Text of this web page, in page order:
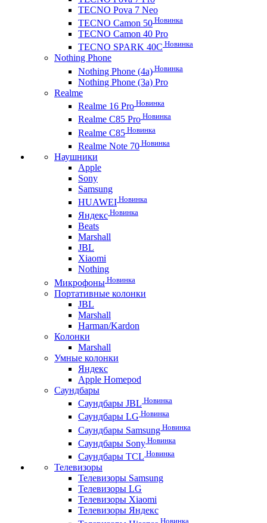
TECNO Pova 7 Neo
TECNO Camon 50 Новинка
TECNO Camon 40 Pro
TECNO SPARK 40C Новинка
Nothing Phone
Nothing Phone (4a) Новинка
Nothing Phone (3a) Pro
Realme
Realme 16 Pro Новинка
Realme C85 Pro Новинка
Realme C85 Новинка
Realme Note 70 Новинка
Наушники
Apple
Sony
Samsung
HUAWEI Новинка
Яндекс Новинка
Beats
Marshall
JBL
Xiaomi
Nothing
Микрофоны Новинка
Портативные колонки
JBL
Marshall
Harman/Kardon
Колонки
Marshall
Умные колонки
Яндекс
Apple Homepod
Саундбары
Саундбары JBL Новинка
Саундбары LG Новинка
Саундбары Samsung Новинка
Саундбары Sony Новинка
Саундбары TCL Новинка
Телевизоры
Телевизоры Samsung
Телевизоры LG
Телевизоры Xiaomi
Телевизоры Яндекс
Новинка